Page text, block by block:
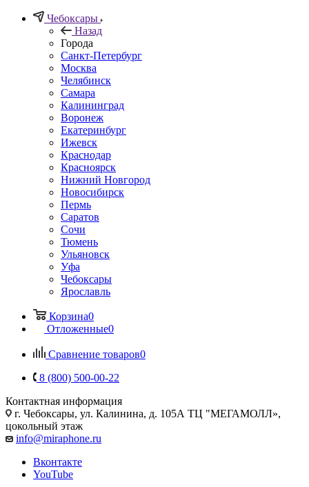
Чебоксары
Назад
Города
Санкт-Петербург
Москва
Челябинск
Самара
Калининград
Воронеж
Екатеринбург
Ижевск
Краснодар
Красноярск
Нижний Новгород
Новосибирск
Пермь
Саратов
Сочи
Тюмень
Ульяновск
Уфа
Чебоксары
Ярославль
Корзина0
Отложенные0
Сравнение товаров0
8 (800) 500-00-22
Контактная информация
г. Чебоксары, ул. Калинина, д. 105А ТЦ "МЕГАМОЛЛ»,
цокольный этаж
info@miraphone.ru
Вконтакте
YouTube